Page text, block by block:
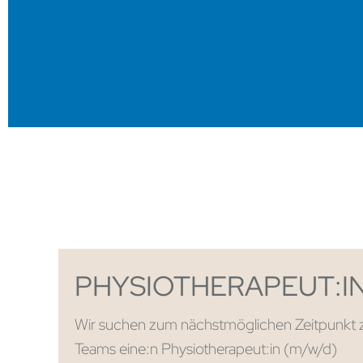
Wir suchen zum nächstmöglichen Zeitpunkt
Teams eine:n Physiotherapeut:in (m/w/d)